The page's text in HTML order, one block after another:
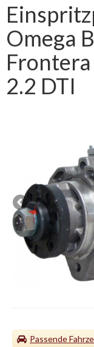
Omega
2.2 DTI
Passende